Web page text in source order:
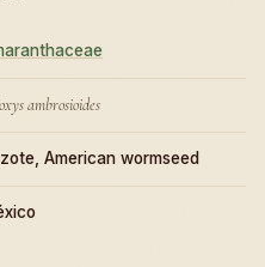
ambrosioides
American wormseed